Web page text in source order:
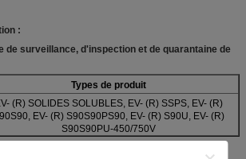
:
de surveillance, d'inspection et de quarantaine de
Types de produit
(R) SOLIDES SOLUBLES, EV- (R) SSPS, EV- (R)
EV- (R) S90S90PS90, EV- (R) S90U, EV- (R)
S90S90PU-450/750V
: